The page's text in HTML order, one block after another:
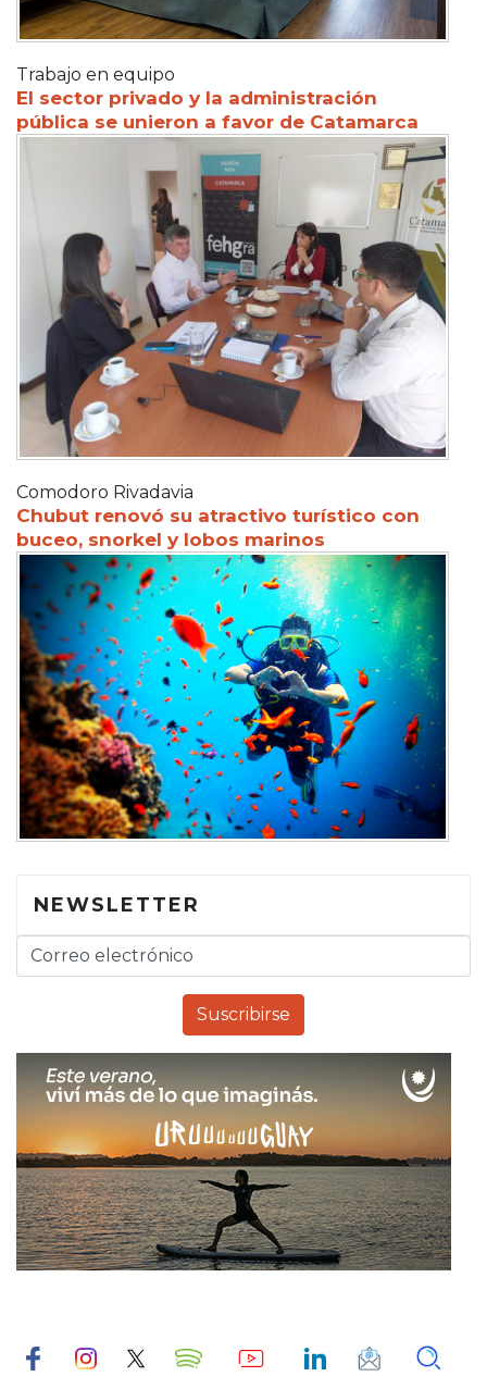
Trabajo en equipo
El sector privado y la administración
pública se unieron a favor de Catamarca
Comodoro Rivadavia
Chubut renovó su atractivo turístico con
buceo, snorkel y lobos marinos
NEWSLETTER